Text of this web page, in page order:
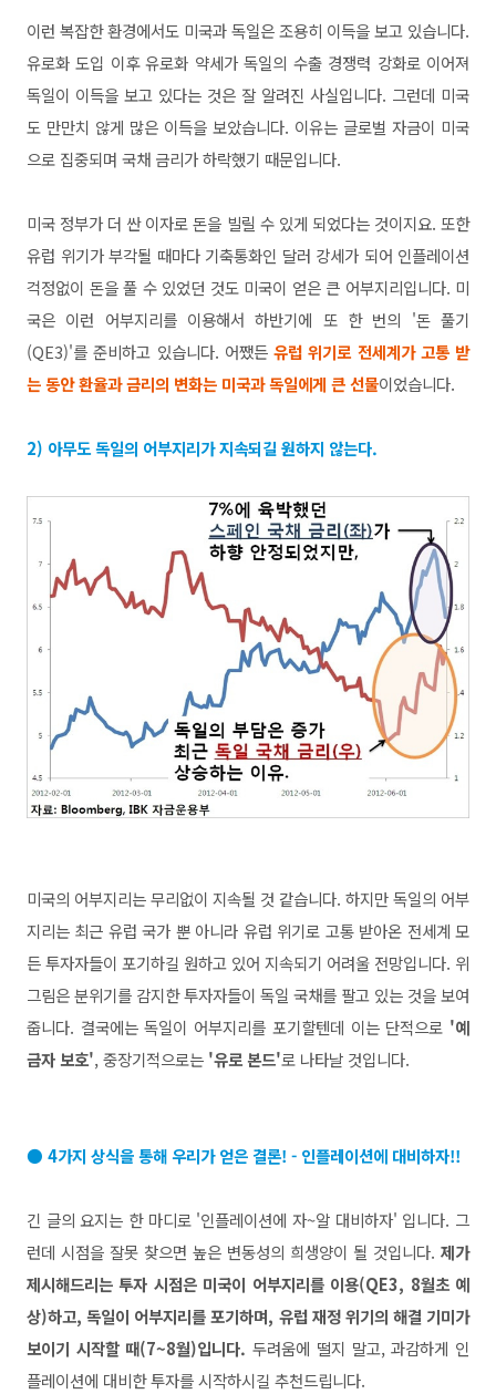
이런 복잡한 환경에서도 미국과 독일은 조용히 이득을 보고 있습니다.
유로화 도입 이후 유로화 약세가 독일의 수출 경쟁력 강화로 이어져
독일이 이득을 보고 있다는 것은 잘 알려진 사실입니다. 그런데 미국
도 만만치 않게 많은 이득을 보았습니다. 이유는 글로벌 자금이 미국
으로 집중되며 국채 금리가 하락했기 때문입니다.
미국 정부가 더 싼 이자로 돈을 빌릴 수 있게 되었다는 것이지요. 또한
유럽 위기가 부각될 때마다 기축통화인 달러 강세가 되어 인플레이션
걱정없이 돈을 풀 수 있었던 것도 미국이 얻은 큰 어부지리입니다. 미
국은 이런 어부지리를 이용해서 하반기에 또 한 번의 '돈 풀기
(QE3)'를 준비하고 있습니다. 어쨌든 유럽 위기로 전세계가 고통 받
는 동안 환율과 금리의 변화는 미국과 독일에게 큰 선물이었습니다.
2) 아무도 독일의 어부지리가 지속되길 원하지 않는다.
미국의 어부지리는 무리없이 지속될 것 같습니다. 하지만 독일의 어부
지리는 최근 유럽 국가 뿐 아니라 유럽 위기로 고통 받아온 전세계 모
든 투자자들이 포기하길 원하고 있어 지속되기 어려울 전망입니다. 위
그림은 분위기를 감지한 투자자들이 독일 국채를 팔고 있는 것을 보여
줍니다. 결국에는 독일이 어부지리를 포기할텐데 이는 단적으로 '예
금자 보호', 중장기적으로는 '유로 본드'로 나타날 것입니다.
● 4가지 상식을 통해 우리가 얻은 결론! - 인플레이션에 대비하자!!
긴 글의 요지는 한 마디로 '인플레이션에 자~알 대비하자' 입니다. 그
런데 시점을 잘못 찾으면 높은 변동성의 희생양이 될 것입니다. 제가
제시해드리는 투자 시점은 미국이 어부지리를 이용(QE3, 8월초 예
상)하고, 독일이 어부지리를 포기하며, 유럽 재정 위기의 해결 기미가
보이기 시작할 때(7~8월)입니다. 두려움에 떨지 말고, 과감하게 인
플레이션에 대비한 투자를 시작하시길 추천드립니다.